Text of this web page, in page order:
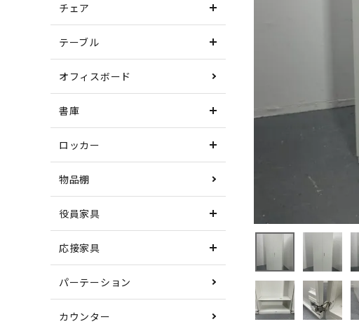
チェア
テーブル
オフィスボード
書庫
ロッカー
物品棚
役員家具
応接家具
パーテーション
カウンター